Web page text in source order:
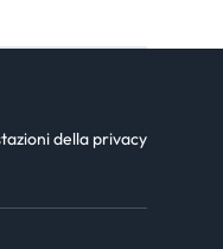
della privacy